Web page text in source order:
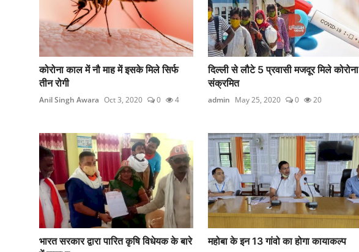
कोरोना काल में नौ माह में इसके मिले सिर्फ
तीन रोगी
Anil Singh Awara Oct 3, 2020 0 4
दिल्ली से लौटे 5 प्रवासी मजदूर मिले कोरोना
संक्रमित
admin May 25, 2020 0 20
भारत सरकार द्वारा पारित कृषि विधेयक के बारे
महोबा के इन 13 गांवो का होगा कायाकल्प